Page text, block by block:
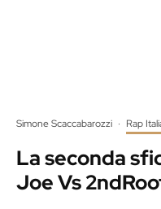
Simone Scaccabarozzi · Rap
La seconda
Joe Vs